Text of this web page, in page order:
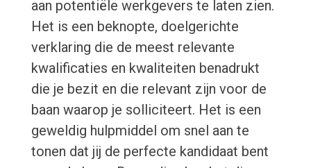
aan potentiële werkgevers te laten zien.
Het is een beknopte, doelgerichte
verklaring die de meest relevante
kwalificaties en kwaliteiten benadrukt
die je bezit en die relevant zijn voor de
baan waarop je solliciteert. Het is een
geweldig hulpmiddel om snel aan te
tonen dat jij de perfecte kandidaat bent